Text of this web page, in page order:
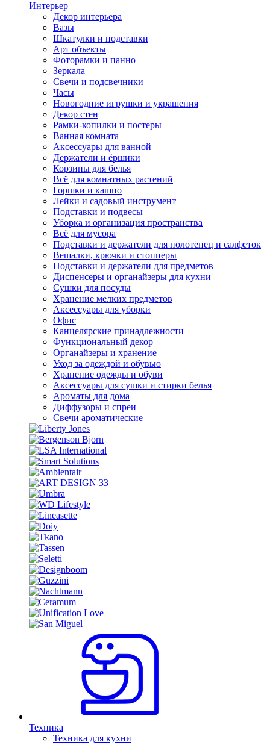
Интерьер
Декор интерьера
Вазы
Шкатулки и подставки
Арт объекты
Фоторамки и панно
Зеркала
Свечи и подсвечники
Часы
Новогодние игрушки и украшения
Декор стен
Рамки-копилки и постеры
Ванная комната
Аксессуары для ванной
Держатели и ёршики
Корзины для белья
Всё для комнатных растений
Горшки и кашпо
Лейки и садовый инструмент
Подставки и подвесы
Уборка и организация пространства
Всё для мусора
Подставки и держатели для полотенец и салфеток
Вешалки, крючки и стопперы
Подставки и держатели для предметов
Диспенсеры и органайзеры для кухни
Сушки для посуды
Хранение мелких предметов
Аксессуары для уборки
Офис
Канцелярские принадлежности
Функциональный декор
Органайзеры и хранение
Уход за одеждой и обувью
Хранение одежды и обуви
Аксессуары для сушки и стирки белья
Ароматы для дома
Диффузоры и спреи
Свечи ароматические
Техника
Техника для кухни